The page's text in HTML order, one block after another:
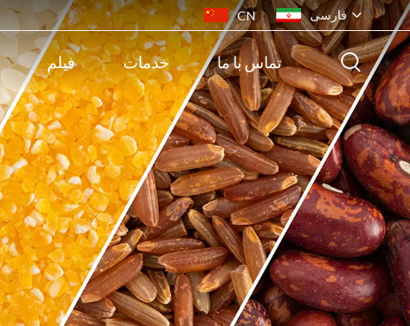
CN فارسی
English
français
русский
español
português
ไทย
فیلم خدمات تماس با ما